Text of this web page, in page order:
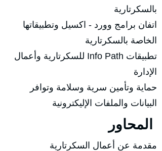
بالسكرتارية
اتفان برامج وورد - اكسيل وتطبيقاتها
الخاصة بالسكرتارية
تطبيقات Info Path للسكرتارية وأعمال
الإدارة
حماية وتأمين سرية وسلامة وتوافر
البيانات والملفات الإليكترونية
مقدمة عن أعمال السكرتارية